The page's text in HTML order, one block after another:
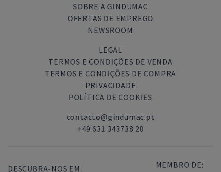
SOBRE A GINDUMAC
OFERTAS DE EMPREGO
NEWSROOM
LEGAL
TERMOS E CONDIÇÕES DE VENDA
TERMOS E CONDIÇÕES DE COMPRA
PRIVACIDADE
POLÍTICA DE COOKIES
contacto@gindumac.pt
+49 631 343738 20
DESCUBRA-NOS EM: MEMBRO DE: